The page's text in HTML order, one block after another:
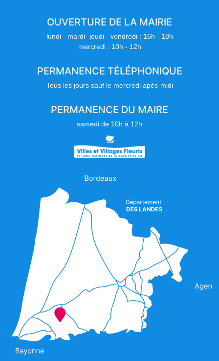
OUVERTURE DE LA MAIRIE
lundi - mardi -jeudi - vendredi : 16h - 18h
mercredi : 10h - 12h
PERMANENCE TÉLÉPHONIQUE
Tous les jours sauf le mercredi apès-midi
PERMANENCE DU MAIRE
samedi de 10h à 12h